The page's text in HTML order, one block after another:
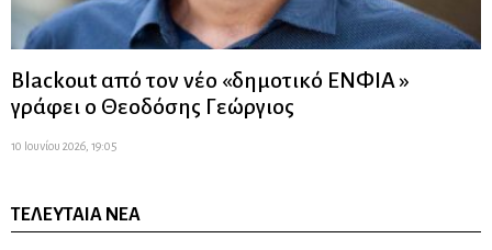
Blackout από τον νέο «δημοτικό ΕΝΦΙΑ »
γράφει ο Θεοδόσης Γεώργιος
10 Ιουνίου 2026, 19:05
ΤΕΛΕΥΤΑΊΑ ΝΈΑ